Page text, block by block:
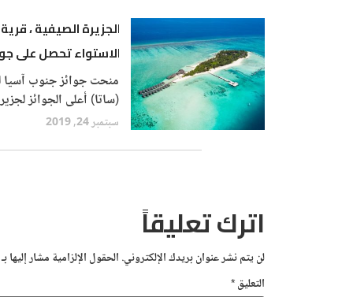
الجزيرة الصيفية ،
الاستواء تحصل على
SATA للسفر
منحت جوائز جنوب آسيا
(ساتا) أعلى الجوائز
الصيف المالديف وقرية
الجوائز الذي أقيم في
سبتمبر 24, 2019
اترك تعليقاً
لن يتم نشر عنوان بريدك الإلكتروني. الحقول الإلزامية مشار إليها بـ
التعليق*